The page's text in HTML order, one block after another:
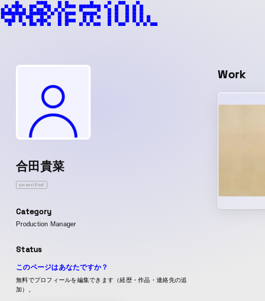
合田貴菜
unverified
Category
Production Manager
Status
このページはあなたですか？
無料でプロフィールを編集できます（経歴・作品・連絡先の追
加）。
Work